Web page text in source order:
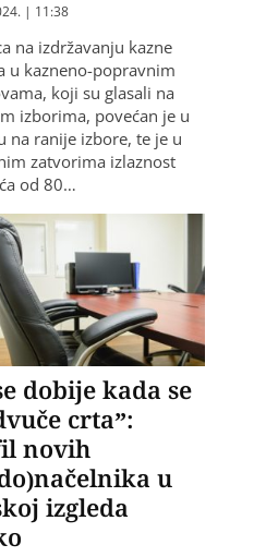
| 11:38
na izdržavanju kazne
u kazneno-popravnim
koji su glasali na
izborima, povećan je u
na ranije izbore, te je u
zatvorima izlaznost
od 80…
dobije kada se
crta”:
novih
u
izgleda